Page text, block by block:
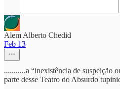
Alem Alberto Chedid
Feb 13
...........a “inexistência de suspeição
parte desse Teatro do Absurdo